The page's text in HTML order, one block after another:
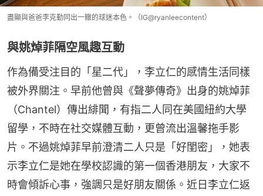
盡顯與爸爸李克勤同出一轍的球迷本色。（IG@ryanleecontent）
與姚焯菲隔空風趣互動
作為備受注目的「星二代」，李立仁的感情生活同樣
被外界關注。早前他曾與《聲夢傳奇》出身的姚焯菲
（Chantel）傳出緋聞，有指二人同在美國紐約大學
留學，不時在社交媒體互動，更曾流出溫馨拖手影
片。不過姚焯菲早前澄清二人只是「好閨密」，她表
示李立仁是她在學校認識的第一個香港朋友，大家不
時會傾訴心事，強調只是好朋友關係。近日李立仁返